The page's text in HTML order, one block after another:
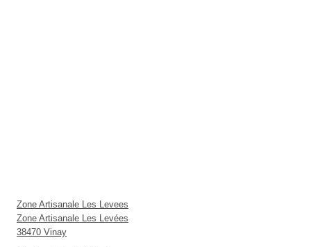
Zone Artisanale Les Levees
Zone Artisanale Les Levées
38470 Vinay